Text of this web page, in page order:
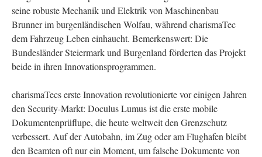
seine robuste Mechanik und Elektrik von Maschinenbau
Brunner im burgenländischen Wolfau, während charismaTec
dem Fahrzeug Leben einhaucht. Bemerkenswert: Die
Bundesländer Steiermark und Burgenland förderten das Projekt
beide in ihren Innovationsprogrammen.
charismaTecs erste Innovation revolutionierte vor einigen Jahren
den Security-Markt: Doculus Lumus ist die erste mobile
Dokumentenprüflupe, die heute weltweit den Grenzschutz
verbessert. Auf der Autobahn, im Zug oder am Flughafen bleibt
den Beamten oft nur ein Moment, um falsche Dokumente von